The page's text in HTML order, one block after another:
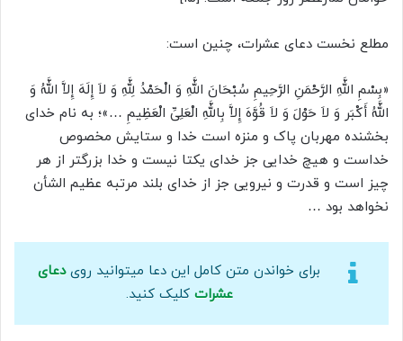
مطلع نخست دعای عشرات، چنین است:
«بِسْمِ اللَّهِ الرَّحْمَنِ الرَّحِیمِ سُبْحَانَ اللَّهِ وَ الْحَمْدُ لِلَّهِ وَ لاَ إِلَهَ إِلاَّ اللَّهُ وَ
اللَّهُ أَکْبَر وَ لاَ حَوْلَ وَ لاَ قُوَّهَ إِلاَّ بِاللَّهِ الْعَلِیِّ الْعَظِیمِ‏ …»؛ به نام خداى
بخشنده مهربان پاک و منزه است خدا و ستایش مخصوص
خداست و هیچ خدایى جز خداى یکتا نیست و خدا بزرگتر از هر
چیز است و قدرت و نیرویى جز از خداى بلند مرتبه عظیم الشأن
نخواهد بود …
برای خواندن متن کامل این دعا میتوانید رویدعای
عشرات کلیک کنید.